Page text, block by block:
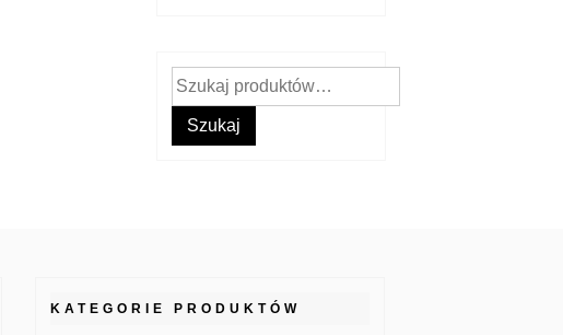
Szukaj:
Szukaj
KATEGORIE PRODUKTÓW